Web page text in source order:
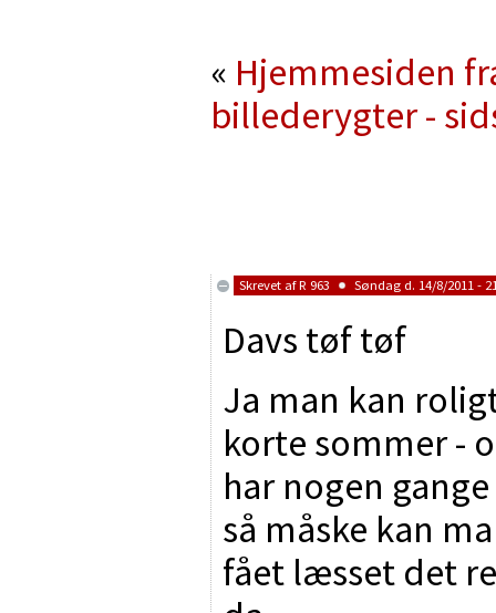
« Hjemmesiden
billederygter -
Skrevet afR 963 Søndag d. 14/8/2011 -
Davs tøf tøf
Ja man kan
korte sommer -
har nogen
så måske kan
fået læsset det